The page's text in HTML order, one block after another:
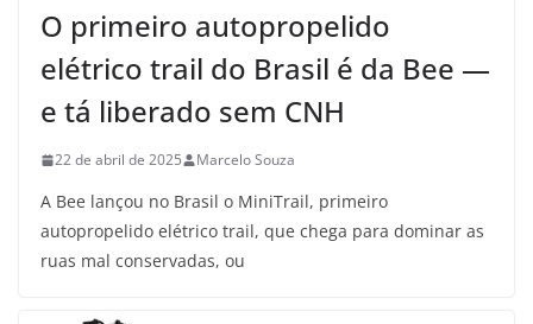
O primeiro autopropelido
elétrico trail do Brasil é da Bee —
e tá liberado sem CNH
22 de abril de 2025 Marcelo Souza
A Bee lançou no Brasil o MiniTrail, primeiro
autopropelido elétrico trail, que chega para dominar as
ruas mal conservadas, ou